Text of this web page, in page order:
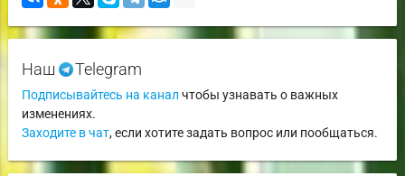
Наш Telegram
Подписывайтесь на канал чтобы узнавать о важных
изменениях.
Заходите в чат, если хотите задать вопрос или пообщаться.